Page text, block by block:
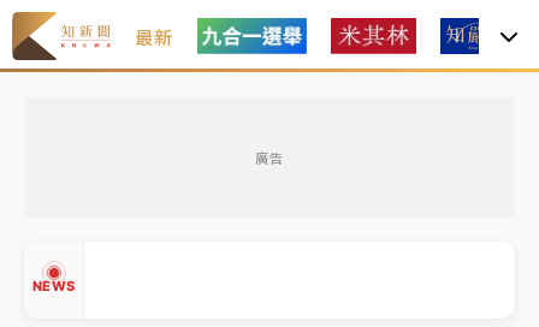
最新
廣告
NEWS
有片｜
連根拔起